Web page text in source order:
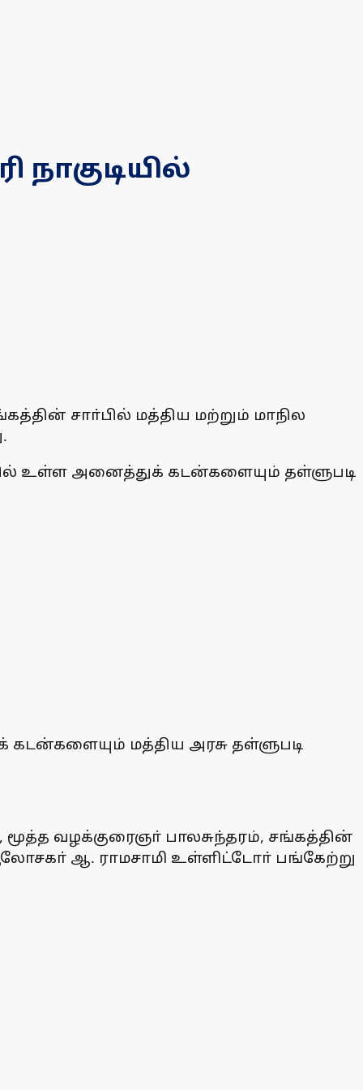
சாா்பில் மத்திய மற்றும் மாநில
உள்ள அனைத்துக் கடன்களையும் தள்ளுபடி
மத்திய அரசு தள்ளுபடி
வழக்குரைஞா் பாலசுந்தரம், சங்கத்தின்
ஆ. ராமசாமி உள்ளிட்டோா் பங்கேற்று